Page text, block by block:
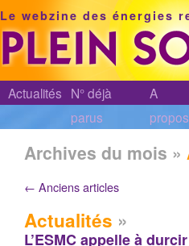
Le webzine des énergies
Actualités N° déjà
parus
A
propos
Archives du mois »
← Anciens articles
Actualités »
L’ESMC appelle à